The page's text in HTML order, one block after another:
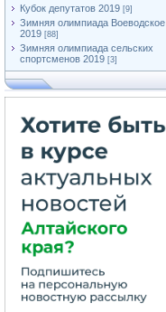
Кубок депутатов 2019 [9]
Зимняя олимпиада Воеводское
2019 [88]
Зимняя олимпиада сельских
спортсменов 2019 [3]